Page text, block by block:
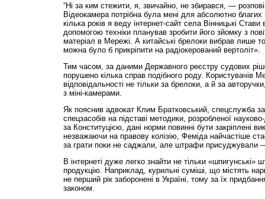
“Ні за ким стежити, я, звичайно, не збирався, —
Відеокамера потрібна була мені для абсолютно
кілька років я веду інтернет-сайт села Вінницькі Стави
допомогою техніки планував зробити його зйомку з
матеріал в Мережі. А китайські брелоки вибрав лише
можна було б прикріпити на радіокерований вертоліт».
Тим часом, за даними Державного реєстру судових
порушено кілька справ подібного роду. Користувачів
відповідальності не тільки за брелоки, а й за
з міні-камерами.
Як пояснив адвокат Клим Братковський, спецслужба
спецзасобів на підставі методики, розробленої
за Конституцією, дані норми повинні бути закріплені
незважаючи на правову колізію, Феміда найчастіше
за грати поки не саджали, але штрафи присуджували
В інтернеті дуже легко знайти не тільки «шпигунські»
продукцію. Наприклад, курильні суміші, що містять
не перший рік заборонені в Україні, тому за їх
законом.